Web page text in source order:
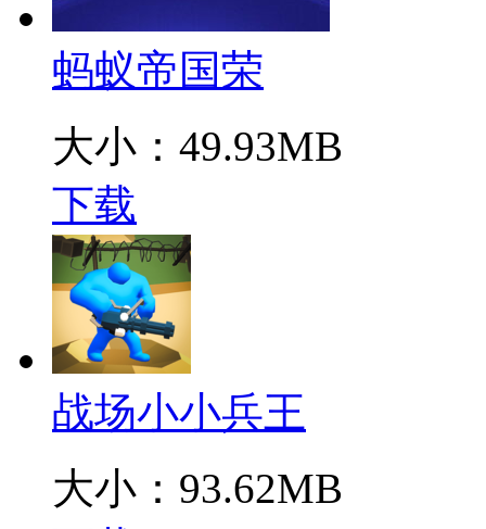
蚂蚁帝国荣
大小：49.93MB
下载
战场小小兵王
大小：93.62MB